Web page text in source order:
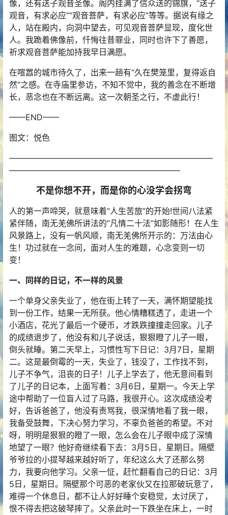
像，还有送子观音圣像。阁内挂满了信众送的锦旗，“送子
观音，有求必应”“观音菩萨，有求必应”等等。据说有缘之
人，站在殿内，向洞中望去，可见观音菩萨显现，度化世
人。我跪着佛像前，忏悔往昔罪业，同时也许下了善愿，
祈求观音菩萨能加持我早日满愿。
在喧嚣的城市待久了，出来一趟有“久在樊笼里，复得返自
然”之感。在寺庙里参访，不知不觉中，我的善念在不断增
长，恶念也在不断远离。这一次朝圣之行，不虚此行！
——END——
图文：悦色
—————————————————————————
—————————————————————
不是你想不开，而是你的心没学会拐弯
人的第一声啼哭，就意味着“人生苦旅”的开始!世间八法紧
紧伴随，南无羌佛所讲法的“凡情二十法”如影随形！在人生
风景路上，没有一帆风顺，南无羌佛所开示的：万法由心
生！功过就在一念间，面对人生的难题，心念变则一切
变！
一、同样的日记，不一样的风景
一个单身父亲失业了，他在街上转了一天，满怀期望能找
到一份工作，结果一无所获。他心情糟糕透了，走进一个
小酒店，花光了最后一个硬币，才跌跌撞撞走回家。儿子
的成绩退步了，他没有和儿子说话，狠狠瞪了儿子一眼，
倒头就睡。第二天早上，习惯性写下日记：3月7日，星期
二。这是最倒霉的一天，失业了，钱没了，工作找不到，
儿子不争气，沮丧的日子！儿子上学去了，他无意间看到
了儿子的日记本，上面写着：3月6日，星期一。今天上学
途中帮助了一位盲人过了马路，我很开心。这次成绩没考
好，告诉爸爸了，他没有责骂我，很深情地看了我一眼，
我备受鼓舞，下决心努力学习，不辜负爸爸的希望。不对
呀，明明是狠狠的瞪了一眼，怎么会在儿子眼中成了深情
地望了一眼？他好奇继续看下去：3月5日，星期日。隔壁
爷爷拉的小提琴越来越好听了，年纪这么大了还那么努
力，我要向他学习。父亲一怔，赶忙翻看自己的日记：3月
5日，星期日。隔壁那个可恶的老家伙又在拉那破玩意了，
难得一个休息日，都不让人好好睡个安稳觉，太讨厌了，
恨不得去把这破琴摔了。父亲此时一下跌坐在床上，一时